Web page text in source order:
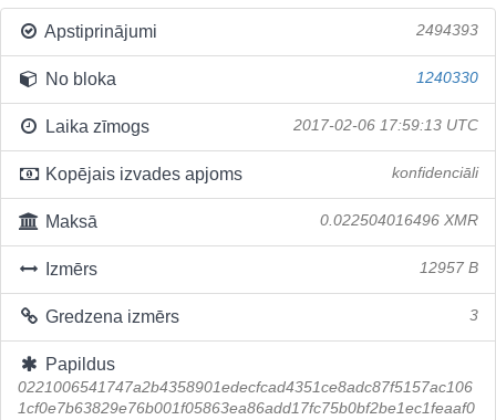
Apstiprinājumi 2494393
No bloka 1240330
Laika zīmogs 2017-02-06 17:59:13 UTC
Kopējais izvades apjoms konfidenciāli
Maksā 0.022504016496 XMR
Izmērs 12957 B
Gredzena izmērs 3
Papildus
0221006541747a2b4358901edecfcad4351ce8adc87f5157ac106
1cf0e7b63829e76b001f05863ea86add17fc75b0bf2be1ec1feaaf0